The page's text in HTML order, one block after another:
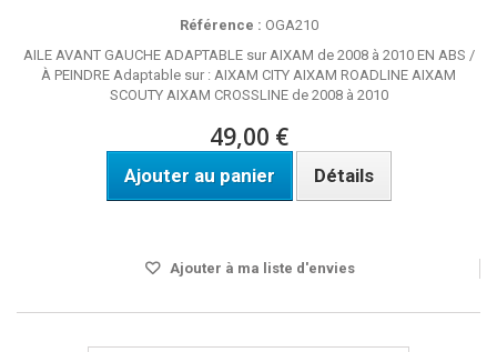
Référence : OGA210
AILE AVANT GAUCHE ADAPTABLE sur AIXAM de 2008 à 2010 EN ABS /
À PEINDRE Adaptable sur : AIXAM CITY AIXAM ROADLINE AIXAM
SCOUTY AIXAM CROSSLINE de 2008 à 2010
49,00 €
Ajouter au panier Détails
Ajouter à ma liste d'envies